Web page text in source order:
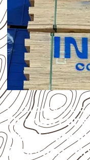
UTILIZAÇÃO E
Quando
Naval para
Esperança